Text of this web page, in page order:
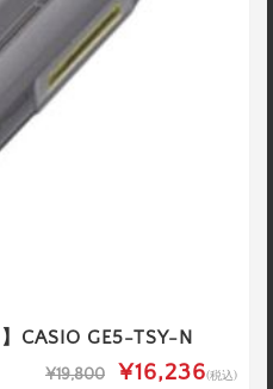
CASIO GE5-TSY-N
¥19,800 ¥16,236(税込)